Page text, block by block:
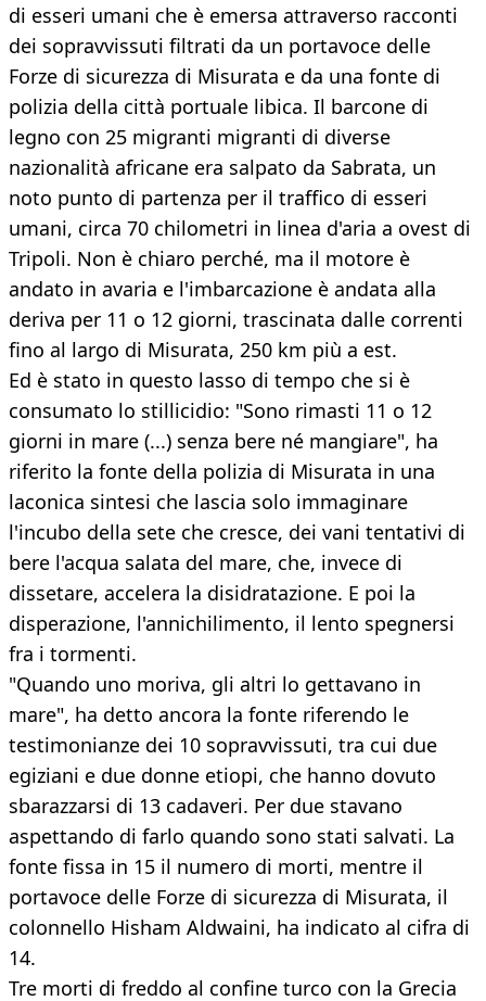
di esseri umani che è emersa attraverso racconti
dei sopravvissuti filtrati da un portavoce delle
Forze di sicurezza di Misurata e da una fonte di
polizia della città portuale libica. Il barcone di
legno con 25 migranti migranti di diverse
nazionalità africane era salpato da Sabrata, un
noto punto di partenza per il traffico di esseri
umani, circa 70 chilometri in linea d'aria a ovest di
Tripoli. Non è chiaro perché, ma il motore è
andato in avaria e l'imbarcazione è andata alla
deriva per 11 o 12 giorni, trascinata dalle correnti
fino al largo di Misurata, 250 km più a est.
Ed è stato in questo lasso di tempo che si è
consumato lo stillicidio: "Sono rimasti 11 o 12
giorni in mare (...) senza bere né mangiare", ha
riferito la fonte della polizia di Misurata in una
laconica sintesi che lascia solo immaginare
l'incubo della sete che cresce, dei vani tentativi di
bere l'acqua salata del mare, che, invece di
dissetare, accelera la disidratazione. E poi la
disperazione, l'annichilimento, il lento spegnersi
fra i tormenti.
"Quando uno moriva, gli altri lo gettavano in
mare", ha detto ancora la fonte riferendo le
testimonianze dei 10 sopravvissuti, tra cui due
egiziani e due donne etiopi, che hanno dovuto
sbarazzarsi di 13 cadaveri. Per due stavano
aspettando di farlo quando sono stati salvati. La
fonte fissa in 15 il numero di morti, mentre il
portavoce delle Forze di sicurezza di Misurata, il
colonnello Hisham Aldwaini, ha indicato al cifra di
14.
Tre morti di freddo al confine turco con la Grecia